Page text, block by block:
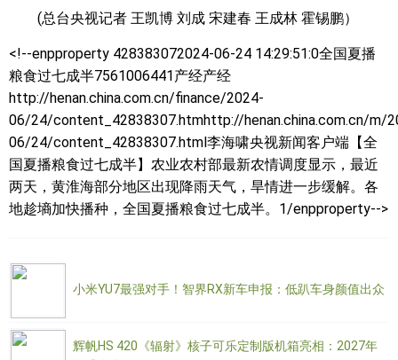
(总台央视记者 王凯博 刘成 宋建春 王成林 霍锡鹏）
<!--enpproperty 428383072024-06-24 14:29:51:0全国夏播
粮食过七成半7561006441产经产经
http://henan.china.com.cn/finance/2024-
06/24/content_42838307.htmhttp://henan.china.com.cn/m/
06/24/content_42838307.html李海啸央视新闻客户端【全
国夏播粮食过七成半】农业农村部最新农情调度显示，最近
两天，黄淮海部分地区出现降雨天气，旱情进一步缓解。各
地趁墒加快播种，全国夏播粮食过七成半。1/enpproperty-->
小米YU7最强对手！智界RX新车申报：低趴车身颜值出众
辉帆HS 420《辐射》核子可乐定制版机箱亮相：2027年